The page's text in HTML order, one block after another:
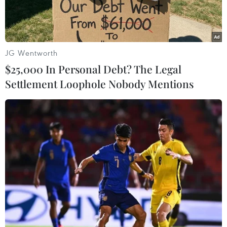
Trong nhiều tháng qua, Ukraine đã đề nghị Mỹ cung cấp Hệ
thống Tên lửa Chiến thuật Lục quân (ATACMS). (Nguồn:
Lockheedmartin)
JG Wentworth
$25,000 In Personal Debt? The Legal
Settlement Loophole Nobody Mentions